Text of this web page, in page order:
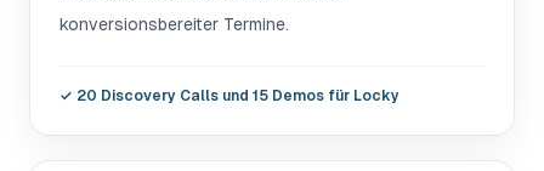
konversionsbereiter Termine.
✓ 20 Discovery Calls und 15 Demos für Locky